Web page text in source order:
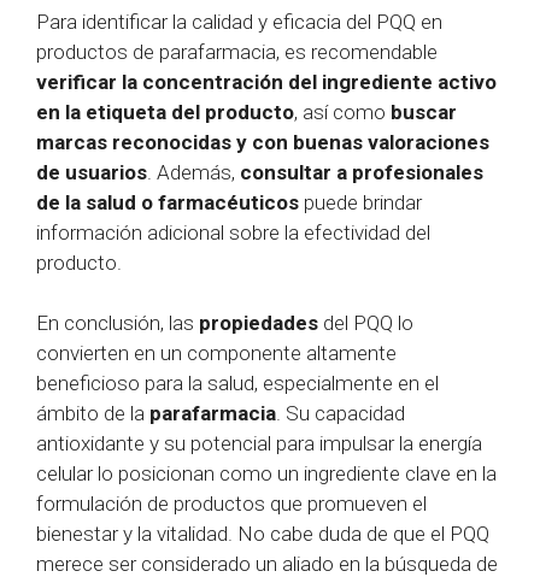
Para identificar la calidad y eficacia del PQQ en
productos de parafarmacia, es recomendable
verificar la concentración del ingrediente activo
en la etiqueta del producto, así como buscar
marcas reconocidas y con buenas valoraciones
de usuarios . Además, consultar a profesionales
de la salud o farmacéuticos puede brindar
información adicional sobre la efectividad del
producto.
En conclusión, las propiedades del PQQ lo
convierten en un componente altamente
beneficioso para la salud, especialmente en el
ámbito de la parafarmacia. Su capacidad
antioxidante y su potencial para impulsar la energía
celular lo posicionan como un ingrediente clave en la
formulación de productos que promueven el
bienestar y la vitalidad. No cabe duda de que el PQQ
merece ser considerado un aliado en la búsqueda de